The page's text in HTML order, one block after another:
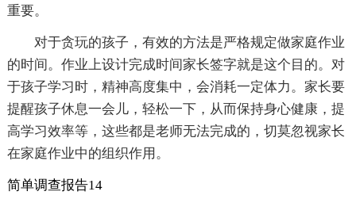
重要。
对于贪玩的孩子，有效的方法是严格规定做家庭作业
的时间。作业上设计完成时间家长签字就是这个目的。对
于孩子学习时，精神高度集中，会消耗一定体力。家长要
提醒孩子休息一会儿，轻松一下，从而保持身心健康，提
高学习效率等，这些都是老师无法完成的，切莫忽视家长
在家庭作业中的组织作用。
简单调查报告14